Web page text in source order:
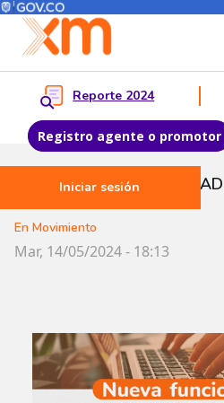
Pasar al contenido principal
Menú del Usuario
Reporte 2024
Registro agente o promotor
Iniciar sesión
NUEVA
En Movimiento
Mar, 14/05/2024 - 18:13